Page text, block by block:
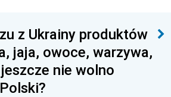
z Ukrainy produktów
jaja, owoce, warzywa,
nie wolno